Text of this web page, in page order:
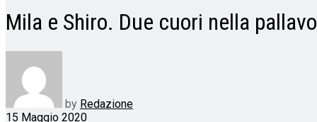
Mila e Shiro. Due cuori nella
by Redazione
15 Maggio 2020